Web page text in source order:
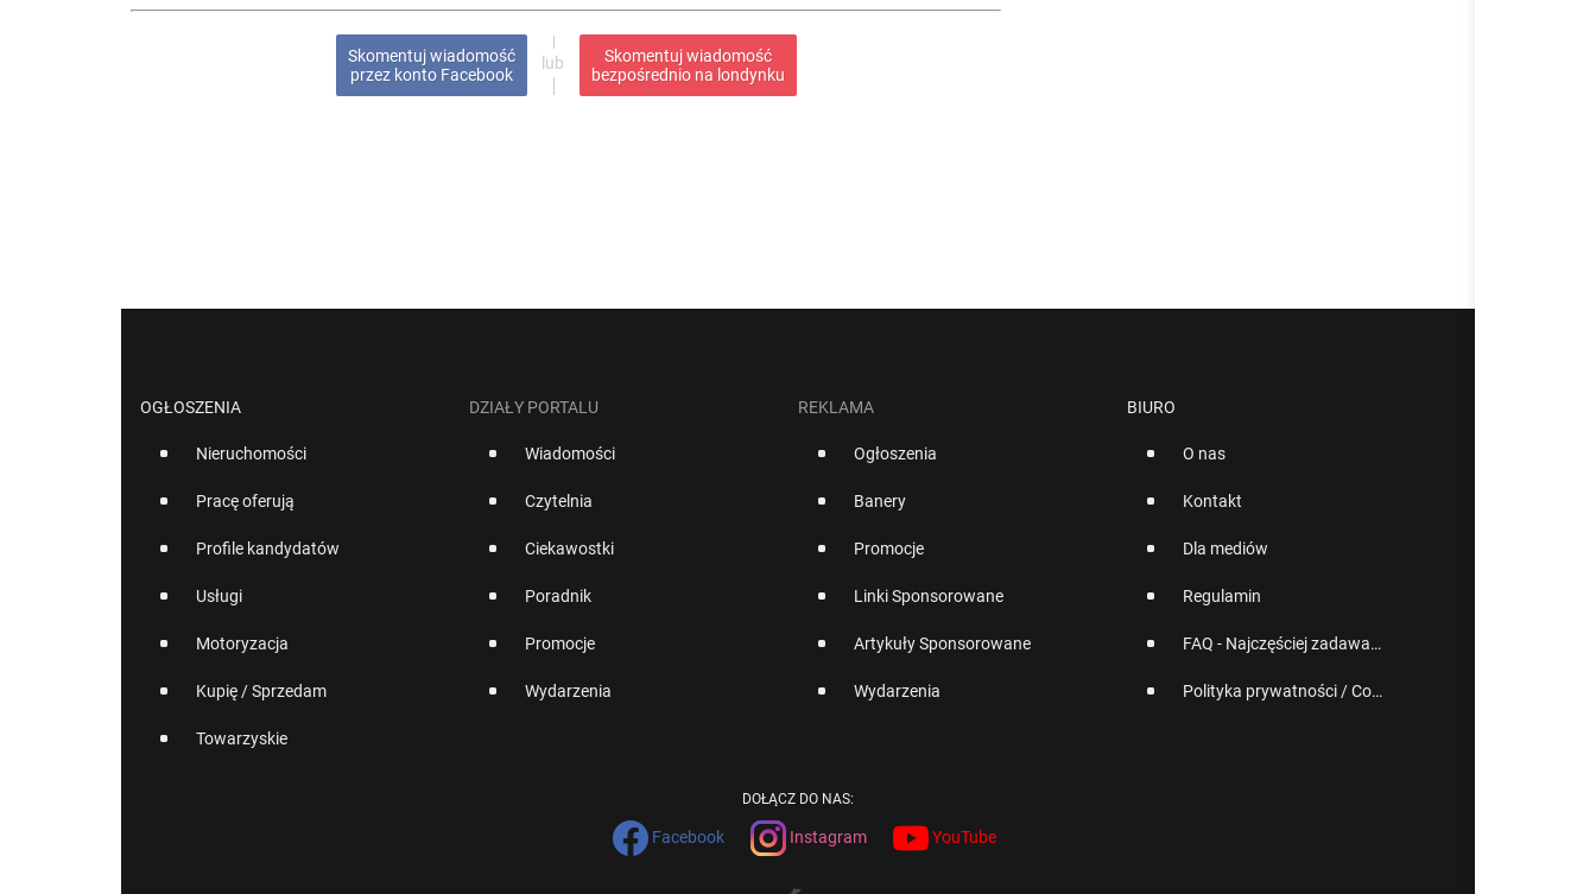
Skomentuj wiadomość
przez konto Facebook
Skomentuj wiadomość
bezpośrednio na londynku
OGŁOSZENIA
Nieruchomości
Pracę oferują
Profile kandydatów
Usługi
Motoryzacja
Kupię / Sprzedam
Towarzyskie
DZIAŁY PORTALU
Wiadomości
Czytelnia
Ciekawostki
Poradnik
Promocje
Wydarzenia
REKLAMA
Ogłoszenia
Banery
Promocje
Linki Sponsorowane
Artykuły Sponsorowane
Wydarzenia
BIURO
O nas
Kontakt
Dla mediów
Regulamin
FAQ - Najczęściej zadawane pytania
Polityka prywatności / Cookies
DOŁĄCZ DO NAS:
Facebook Instagram YouTube